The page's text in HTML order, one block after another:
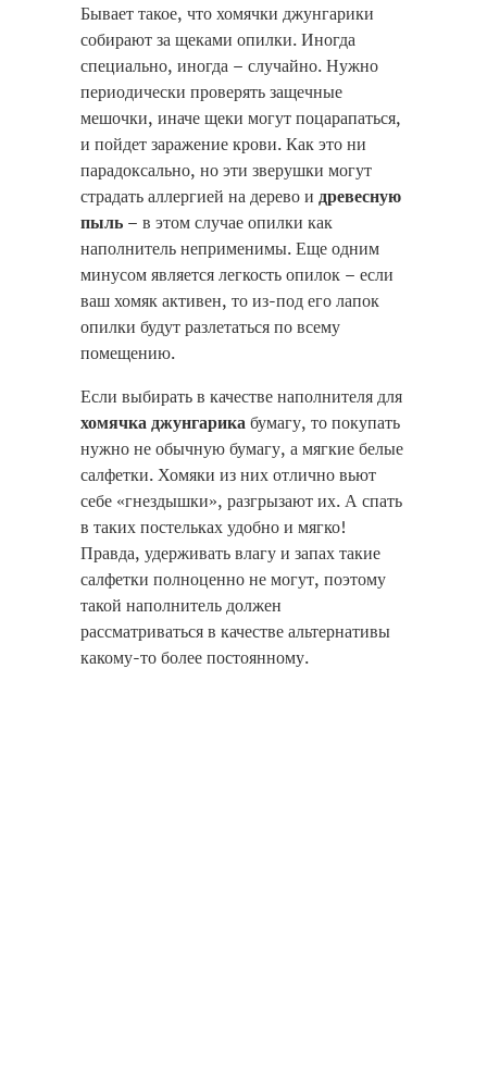
Бывает такое, что хомячки джунгарики
собирают за щеками опилки. Иногда
специально, иногда – случайно. Нужно
периодически проверять защечные
мешочки, иначе щеки могут поцарапаться,
и пойдет заражение крови. Как это ни
парадоксально, но эти зверушки могут
страдать аллергией на дерево и древесную
пыль – в этом случае опилки как
наполнитель неприменимы. Еще одним
минусом является легкость опилок – если
ваш хомяк активен, то из-под его лапок
опилки будут разлетаться по всему
помещению.
Если выбирать в качестве наполнителя для
хомячка джунгарикабумагу, то покупать
нужно не обычную бумагу, а мягкие белые
салфетки. Хомяки из них отлично вьют
себе «гнездышки», разгрызают их. А спать
в таких постельках удобно и мягко!
Правда, удерживать влагу и запах такие
салфетки полноценно не могут, поэтому
такой наполнитель должен
рассматриваться в качестве альтернативы
какому-то более постоянному.